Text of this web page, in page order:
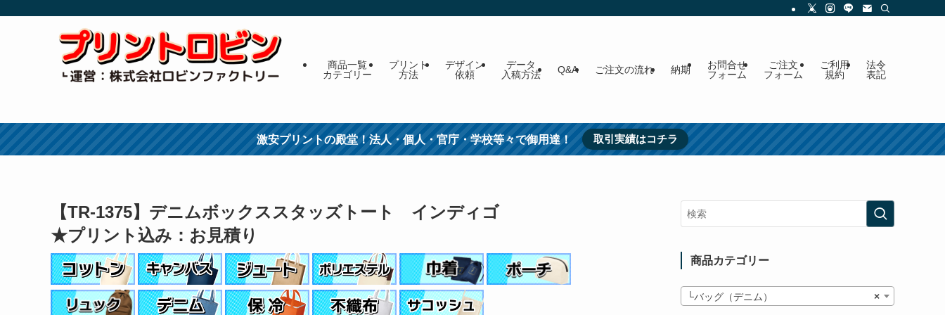
商品一覧
カテゴリー
プリント
方法
デザイン
依頼
データ
入稿方法
Q&A ご注文の流れ 納期
お問合せ
フォーム
ご注文
フォーム
ご利用
規約
法令
表記
激安プリントの殿堂！法人・個人・官庁・学校等々で御用達！ 取引実績はコチラ
【TR-1375】デニムボックススタッズトート インディゴ
★プリント込み：お見積り
商品カテゴリー
×
└バッグ（デニム）